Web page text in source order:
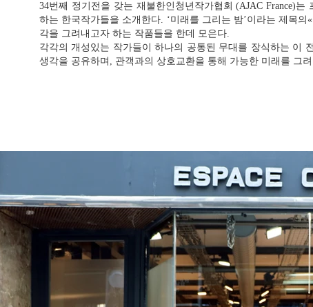
34번째 정기전을 갖는 재불한인청년작가협회 (AJAC France)
하는 한국작가들을 소개한다. ‘미래를 그리는 밤’이라는 제목
각을 그려내고자 하는 작품들을 한데 모은다.
각각의 개성있는 작가들이 하나의 공통된 무대를 장식하는 이
생각을 공유하며, 관객과의 상호교환을 통해 가능한 미래를 그